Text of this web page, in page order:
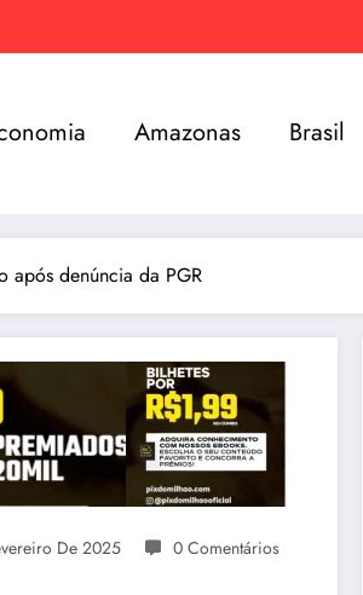
Amazonas Brasil
após denúncia da PGR
De 2025 0 Comentários